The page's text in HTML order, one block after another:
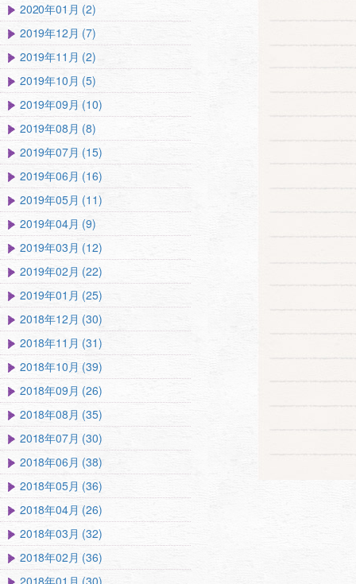
2020年01月 (2)
2019年12月 (7)
2019年11月 (2)
2019年10月 (5)
2019年09月 (10)
2019年08月 (8)
2019年07月 (15)
2019年06月 (16)
2019年05月 (11)
2019年04月 (9)
2019年03月 (12)
2019年02月 (22)
2019年01月 (25)
2018年12月 (30)
2018年11月 (31)
2018年10月 (39)
2018年09月 (26)
2018年08月 (35)
2018年07月 (30)
2018年06月 (38)
2018年05月 (36)
2018年04月 (26)
2018年03月 (32)
2018年02月 (36)
2018年01月 (30)